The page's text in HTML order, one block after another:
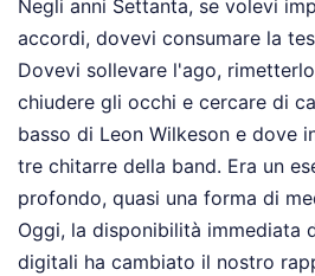
Negli anni Settanta, se volevi
accordi, dovevi consumare la
Dovevi sollevare l'ago,
chiudere gli occhi e cercare di
basso di Leon Wilkeson e dove
tre chitarre della band. Era un
profondo, quasi una forma di
Oggi, la disponibilità immediata
digitali ha cambiato il nostro